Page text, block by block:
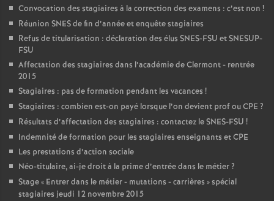
Convocation des stagiaires à la correction des examens : c’est non !
Réunion SNES de fin d’année et enquête stagiaires
Refus de titularisation : déclaration des élus SNES-FSU et SNESUP-
FSU
Affectation des stagiaires dans l’académie de Clermont - rentrée
2015
Stagiaires : pas de formation pendant les vacances !
Stagiaires : combien est-on payé lorsque l’on devient prof ou CPE ?
Résultats d’affectation des stagiaires : contactez le SNES-FSU !
Indemnité de formation pour les stagiaires enseignants et CPE
Les prestations d’action sociale
Néo-titulaire, ai-je droit à la prime d’entrée dans le métier?
Stage « Entrer dans le métier - mutations - carrières » spécial
stagiaires jeudi 12 novembre 2015